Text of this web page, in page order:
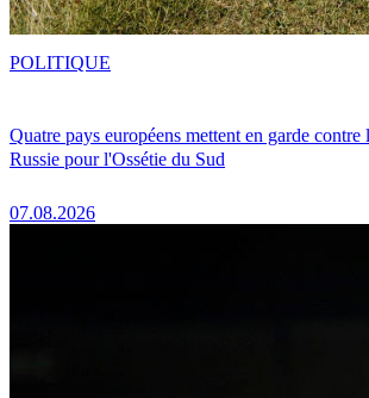
Quatre pays européens mettent en garde contre
Russie pour l'Ossétie du Sud
07.08.2026
POLITIQUE